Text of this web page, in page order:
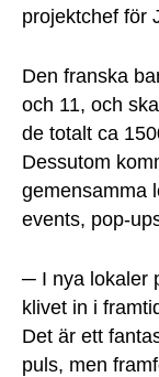
projektchef för
Den franska
och 11, och
de totalt ca
Dessutom
gemensamma
events, pop-
─ I nya lokaler
klivet in i
Det är ett
puls, men